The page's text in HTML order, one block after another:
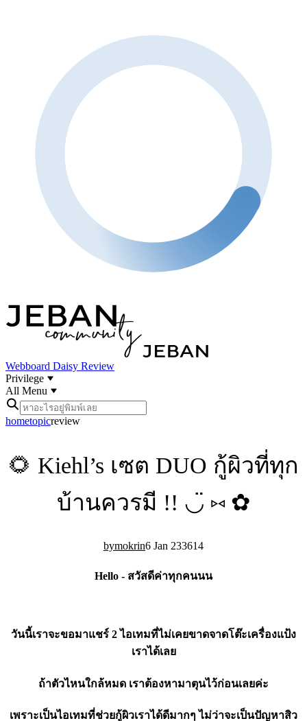
Webboard Daisy Review
Privilege
All Menu
hometopicreview
🌻 Kiehl’s เซต DUO กู้ผิวที่ทุก
บ้านควรมี !! ◡̈ ⑅ ✿
mokrin6 Jan 233614
Hello - สวัสดีค่าทุกคนนน
วันนี้เราจะขอมาแชร์ 2 ไอเทมที่ไม่เคยขาดจาดโต๊ะเครื่องแป้ง
เราได้เลย
ถ้าตัวไหนใกล้หมด เราต้องหามาตุนไว้ก่อนเลยค่ะ
เพราะเป็นไอเทมที่ช่วยกู้ผิวเราได้ดีมากๆ ไม่ว่าจะเป็นปัญหาสิว